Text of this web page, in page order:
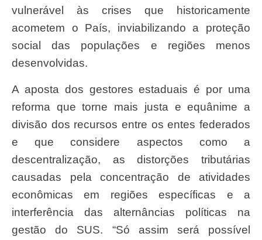
vulnerável às crises que historicamente
acometem o País, inviabilizando a proteção
social das populações e regiões menos
desenvolvidas.
A aposta dos gestores estaduais é por uma
reforma que torne mais justa e equânime a
divisão dos recursos entre os entes federados
e que considere aspectos como a
descentralização, as distorções tributárias
causadas pela concentração de atividades
econômicas em regiões específicas e a
interferência das alternâncias políticas na
gestão do SUS. “Só assim será possível